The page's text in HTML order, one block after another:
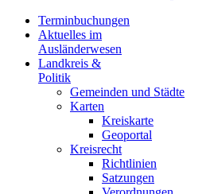
Terminbuchungen
Aktuelles im
Ausländerwesen
Landkreis &
Politik
Gemeinden und Städte
Karten
Kreiskarte
Geoportal
Kreisrecht
Richtlinien
Satzungen